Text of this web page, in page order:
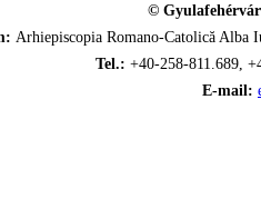
©
Arhiepiscopia Romano-Catolică
Tel.: +40-258-811.689,
E-mail: